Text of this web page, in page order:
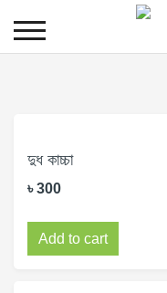
দুধ কাচ্চা
৳300
Add to cart